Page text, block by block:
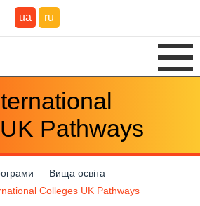
ua ru
Pathways
Вища освіта
Colleges UK Pathways